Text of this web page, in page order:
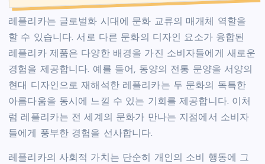
레플리카는 글로벌화 시대에 문화 교류의 매개체 역할을
할 수 있습니다. 서로 다른 문화의 디자인 요소가 융합된
레플리카 제품은 다양한 배경을 가진 소비자들에게 새로운
경험을 제공합니다. 예를 들어, 동양의 전통 문양을 서양의
현대 디자인으로 재해석한 레플리카는 두 문화의 독특한
아름다움을 동시에 느낄 수 있는 기회를 제공합니다. 이처
럼 레플리카는 전 세계의 문화가 만나는 지점에서 소비자
들에게 풍부한 경험을 선사합니다.
레플리카의 사회적 가치는 단순히 개인의 소비 행동에 그